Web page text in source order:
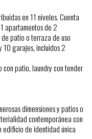
en 11 niveles. Cuenta
apartamentos de 2
de patio o terraza de uso
10 garajes, incluidos 2
patio, laundry con tender
dimensiones y patios o
contemporánea con
de identidad única